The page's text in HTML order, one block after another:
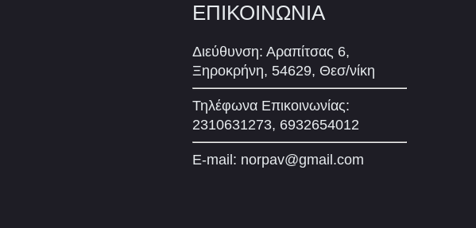
ΕΠΙΚΟΙΝΩΝΙΑ
Διεύθυνση: Αραπίτσας 6,
Ξηροκρήνη, 54629, Θεσ/νίκη
Τηλέφωνα Επικοινωνίας:
2310631273, 6932654012
E-mail: norpav@gmail.com